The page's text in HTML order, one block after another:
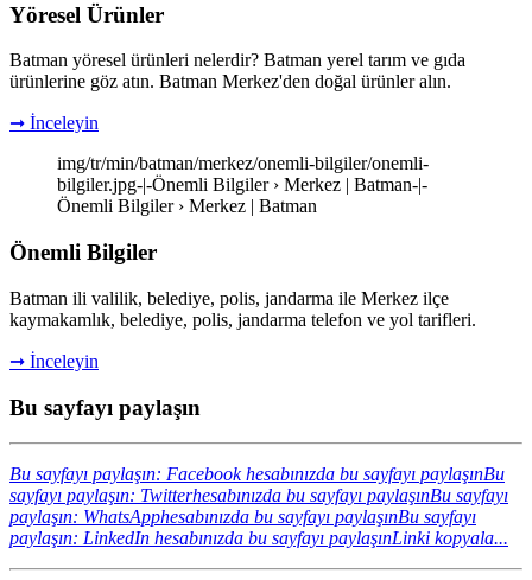
Yöresel Ürünler
Batman yöresel ürünleri nelerdir? Batman yerel tarım ve gıda
ürünlerine göz atın. Batman Merkez'den doğal ürünler alın.
➞ İnceleyin
img/tr/min/batman/merkez/onemli-bilgiler/onemli-
bilgiler.jpg-|-Önemli Bilgiler › Merkez | Batman-|-
Önemli Bilgiler › Merkez | Batman
Önemli Bilgiler
Batman ili valilik, belediye, polis, jandarma ile Merkez ilçe
kaymakamlık, belediye, polis, jandarma telefon ve yol tarifleri.
➞ İnceleyin
Bu sayfayı paylaşın
Bu sayfayı paylaşın: Facebook hesabınızda bu sayfayı paylaşınBu
sayfayı paylaşın: Twitterhesabınızda bu sayfayı paylaşınBu sayfayı
paylaşın: WhatsApphesabınızda bu sayfayı paylaşınBu sayfayı
paylaşın: LinkedIn hesabınızda bu sayfayı paylaşınLinki kopyala...